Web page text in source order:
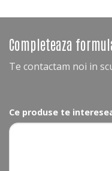
Completeaza
Te contactam noi in
Ce produse te